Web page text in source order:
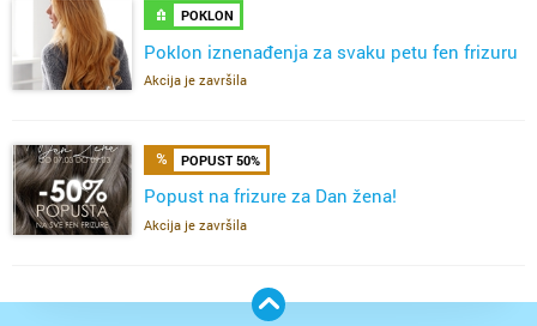
POKLON
Poklon iznenađenja za svaku petu fen frizuru
Akcija je završila
POPUST 50%
Popust na frizure za Dan žena!
Akcija je završila